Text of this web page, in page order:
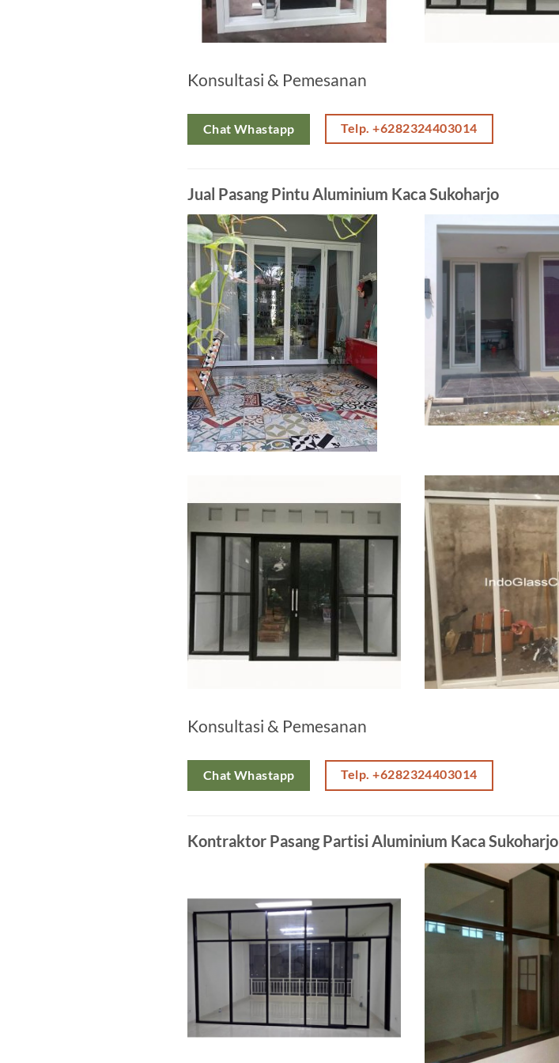
Konsultasi & Pemesanan
Chat Whastapp Telp. +6282324403014
Jual Pasang Pintu Aluminium Kaca Sukoharjo
Konsultasi & Pemesanan
Chat Whastapp Telp. +6282324403014
Kontraktor Pasang Partisi Aluminium Kaca Sukoharjo